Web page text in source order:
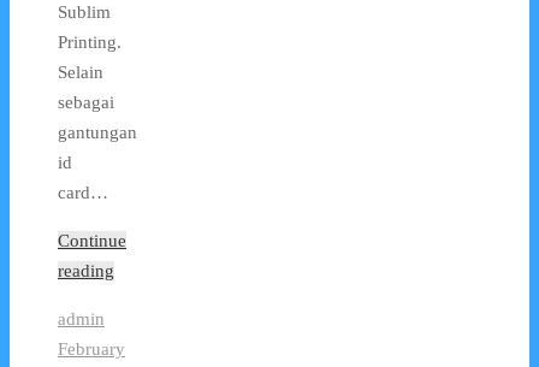
Sublim
Printing.
Selain
sebagai
gantungan
id
card…
Continue
reading
admin
February